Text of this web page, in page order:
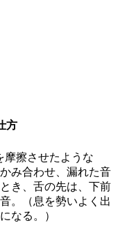
方
摩擦させたような
み合わせ、漏れた音
き、舌の先は、下前
。（息を勢いよく出
なる。）